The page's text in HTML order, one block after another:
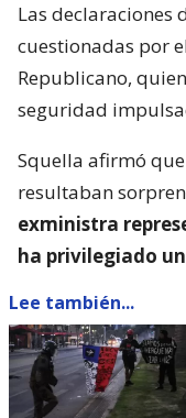
Las declaraciones
cuestionadas por
Republicano,
seguridad
Squella afirmó
resultaban
exministra
ha privilegiado
Lee también...